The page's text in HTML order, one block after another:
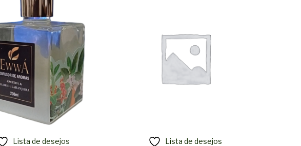
Lista de desejos Lista de desejos